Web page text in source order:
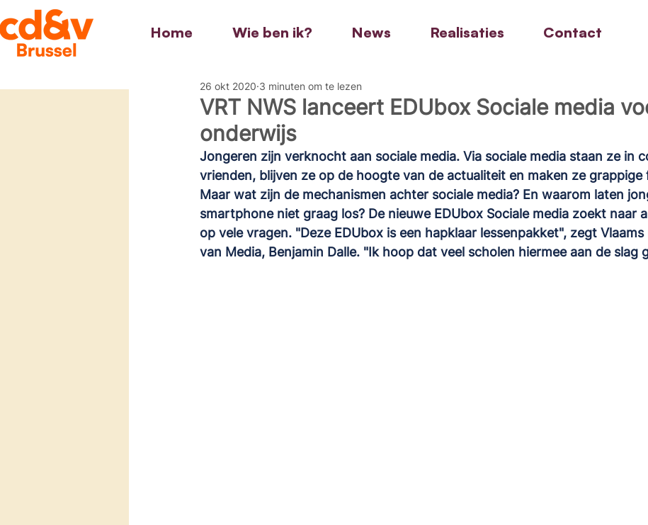
Home Wie ben ik? News Realisaties Contact
VRT NWS lanceert EDUbox Sociale media
onderwijs
26 okt 2020 3 minuten om te lezen
Jongeren zijn verknocht aan sociale media. Via sociale media staan ze in
vrienden, blijven ze op de hoogte van de actualiteit en maken ze grappige
Maar wat zijn de mechanismen achter sociale media? En waarom laten
smartphone niet graag los? De nieuwe EDUbox Sociale media zoekt naar
op vele vragen. "Deze EDUbox is een hapklaar lessenpakket", zegt
van Media, Benjamin Dalle. "Ik hoop dat veel scholen hiermee aan de slag